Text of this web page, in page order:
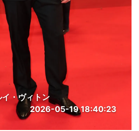
・ヴィトン
2026-05-19 18:40:23